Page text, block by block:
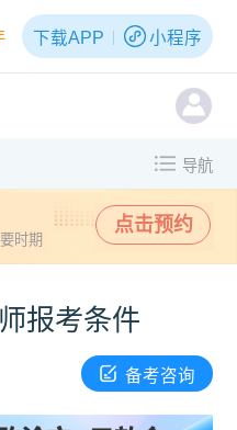
下载APP 小程序
导航
时期
点击预约
报考条件
备考咨询